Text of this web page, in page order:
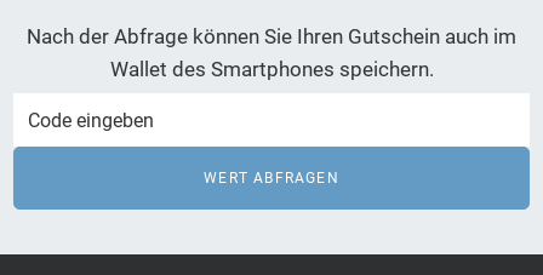
Nach der Abfrage können Sie Ihren Gutschein auch im
Wallet des Smartphones speichern.
WERT ABFRAGEN